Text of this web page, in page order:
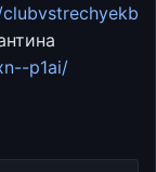
p1ai/